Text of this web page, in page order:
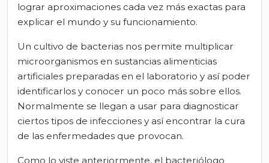
lograr aproximaciones cada vez más exactas para
explicar el mundo y su funcionamiento.
Un cultivo de bacterias nos permite multiplicar
microorganismos en sustancias alimenticias
artificiales preparadas en el laboratorio y así poder
identificarlos y conocer un poco más sobre ellos.
Normalmente se llegan a usar para diagnosticar
ciertos tipos de infecciones y así encontrar la cura
de las enfermedades que provocan.
Como lo viste anteriormente, el bacteriólogo